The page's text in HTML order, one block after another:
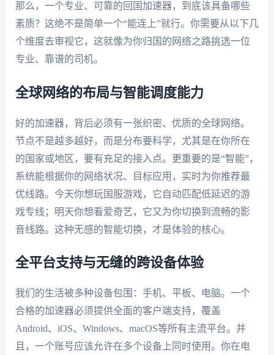
那么，一个专业、可靠的回国加速器，到底该具备哪些
素质？这绝不是简单一个“能连上”就行。你需要从以下几
个维度去审视它，这就像为你归国的网络之路挑选一位
专业、靠谱的司机。
全球网络的布局与智能调度能力
好的加速器，背后必须有一张织密、优质的全球网络。
节点不是越多越好，而是分布要科学，尤其是在你所在
的国家或地区，要有充足的接入点。更重要的是“智能”，
系统能根据你的网络状况、目标应用，实时为你推荐最
优线路。今天你想玩国服游戏，它自动匹配低延迟的游
戏专线；明天你想看爱奇艺，它又为你切换到流畅的影
音线路。这种无感的智能切换，才是体验的核心。
全平台支持与无缝的跨设备体验
我们的生活被多种设备包围：手机、平板、电脑。一个
合格的加速器必须提供全面的客户端支持，覆盖
Android、iOS、Windows、macOS等所有主流平台。并
且，一个账号应该允许在多个设备上同时使用。你在电